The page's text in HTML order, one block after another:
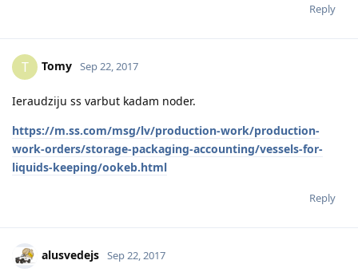
Reply
T Tomy Sep 22, 2017
Ieraudziju ss varbut kadam noder.
https://m.ss.com/msg/lv/production-work/production-
work-orders/storage-packaging-accounting/vessels-for-
liquids-keeping/ookeb.html
Reply
alusvedejs Sep 22, 2017